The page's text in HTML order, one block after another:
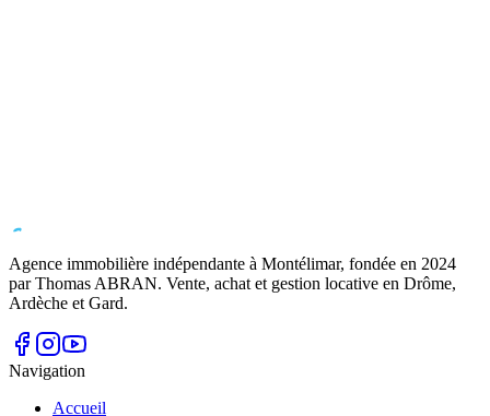
Agence immobilière indépendante à Montélimar, fondée en 2024
par Thomas ABRAN. Vente, achat et gestion locative en Drôme,
Ardèche et Gard.
Navigation
Accueil